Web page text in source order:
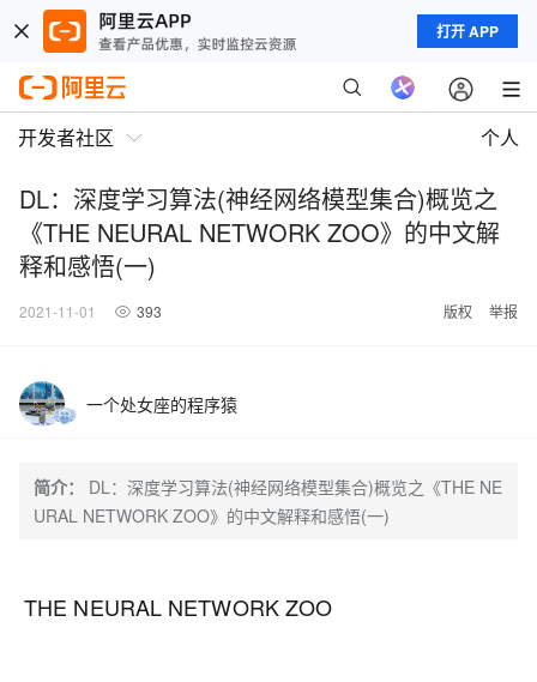
打开 APP
开发者社区 个人
DL：深度学习算法(神经网络模型集合)概览之
《THE NEURAL NETWORK ZOO》的中文解
释和感悟(一)
2021-11-01 393 版权 举报
一个处女座的程序猿
简介：
DL：深度学习算法(神经网络模型集合)概览之《THE NE
URAL NETWORK ZOO》的中文解释和感悟(一)
THE NEURAL NETWORK ZOO